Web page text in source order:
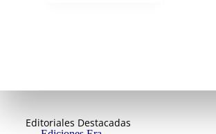
Editoriales Destacadas